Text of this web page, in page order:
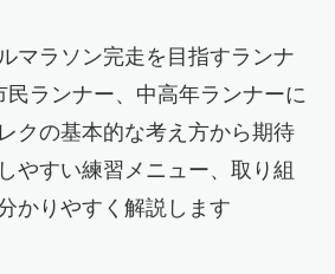
マラソン完走を目指すランナ
民ランナー、中高年ランナーに
クの基本的な考え方から期待
やすい練習メニュー、取り組
かりやすく解説します